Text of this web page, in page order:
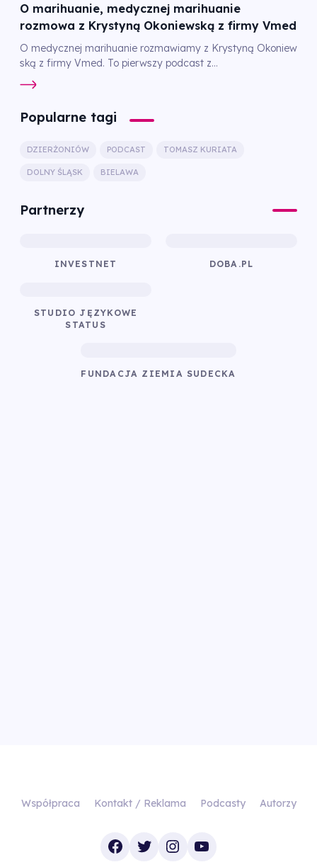
O marihuanie, medycznej marihuanie
rozmowa z Krystyną Okoniewską z firmy Vmed
O medycznej marihuanie rozmawiamy z Krystyną Okoniew
ską z firmy Vmed. To pierwszy podcast z...
Popularne tagi
DZIERŻONIÓW PODCAST TOMASZ KURIATA
DOLNY ŚLĄSK BIELAWA
Partnerzy
INVESTNET DOBA.PL
STUDIO JĘZYKOWE
STATUS
FUNDACJA ZIEMIA SUDECKA
Współpraca Kontakt / Reklama Podcasty Autorzy
Facebook
TwitterInstagram
YouTube